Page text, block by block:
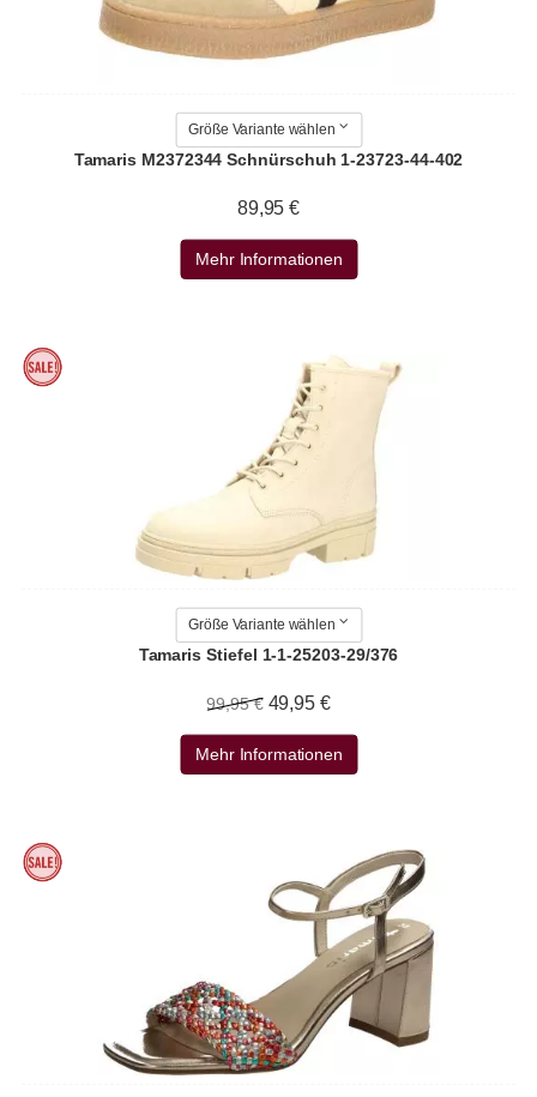
Größe Variante wählen
Tamaris M2372344 Schnürschuh 1-23723-44-402
89,95 €
Mehr Informationen
Größe Variante wählen
Tamaris Stiefel 1-1-25203-29/376
99,95 € 49,95 €
Mehr Informationen